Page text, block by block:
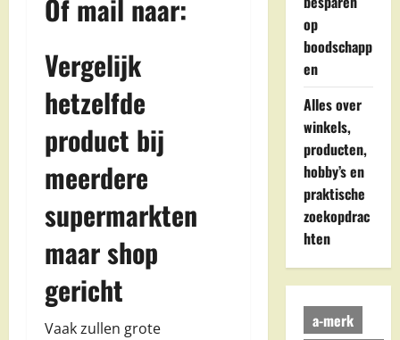
Of mail naar:
Vergelijk
hetzelfde
product bij
meerdere
supermarkten
maar shop
gericht
Vaak zullen grote
op
boodschapp
en
Alles over
winkels,
producten,
hobby’s en
praktische
zoekopdrac
hten
a-merk